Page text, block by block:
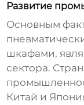
Развитие
Основным
шкафами,
сектора.
Китай и